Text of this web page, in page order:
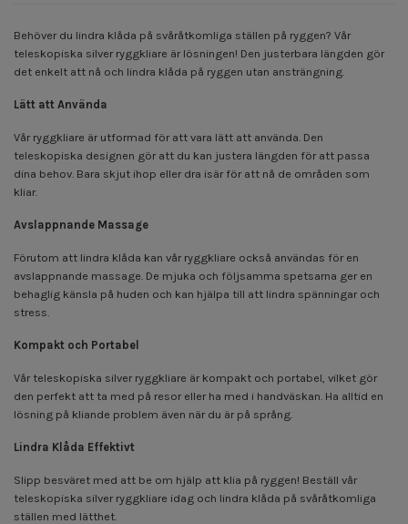
Behöver du lindra klåda på svåråtkomliga ställen på ryggen? Vår
teleskopiska silver ryggkliare är lösningen! Den justerbara längden gör
det enkelt att nå och lindra klåda på ryggen utan ansträngning.
Lätt att Använda
Vår ryggkliare är utformad för att vara lätt att använda. Den
teleskopiska designen gör att du kan justera längden för att passa
dina behov. Bara skjut ihop eller dra isär för att nå de områden som
kliar.
Avslappnande Massage
Förutom att lindra klåda kan vår ryggkliare också användas för en
avslappnande massage. De mjuka och följsamma spetsarna ger en
behaglig känsla på huden och kan hjälpa till att lindra spänningar och
stress.
Kompakt och Portabel
Vår teleskopiska silver ryggkliare är kompakt och portabel, vilket gör
den perfekt att ta med på resor eller ha med i handväskan. Ha alltid en
lösning på kliande problem även när du är på språng.
Lindra Klåda Effektivt
Slipp besväret med att be om hjälp att klia på ryggen! Beställ vår
teleskopiska silver ryggkliare idag och lindra klåda på svåråtkomliga
ställen med lätthet.